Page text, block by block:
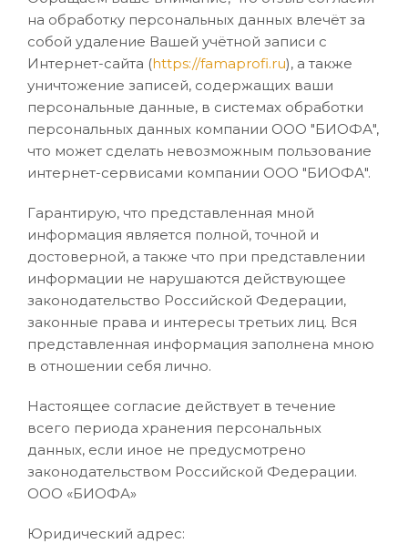
на обработку персональных данных влечёт за
собой удаление Вашей учётной записи с
Интернет-сайта (https://famaprofi.ru), а также
уничтожение записей, содержащих ваши
персональные данные, в системах обработки
персональных данных компании ООО "БИОФА",
что может сделать невозможным пользование
интернет-сервисами компании ООО "БИОФА".
Гарантирую, что представленная мной
информация является полной, точной и
достоверной, а также что при представлении
информации не нарушаются действующее
законодательство Российской Федерации,
законные права и интересы третьих лиц. Вся
представленная информация заполнена мною
в отношении себя лично.
Настоящее согласие действует в течение
всего периода хранения персональных
данных, если иное не предусмотрено
законодательством Российской Федерации.
ООО «БИОФА»
Юридический адрес: